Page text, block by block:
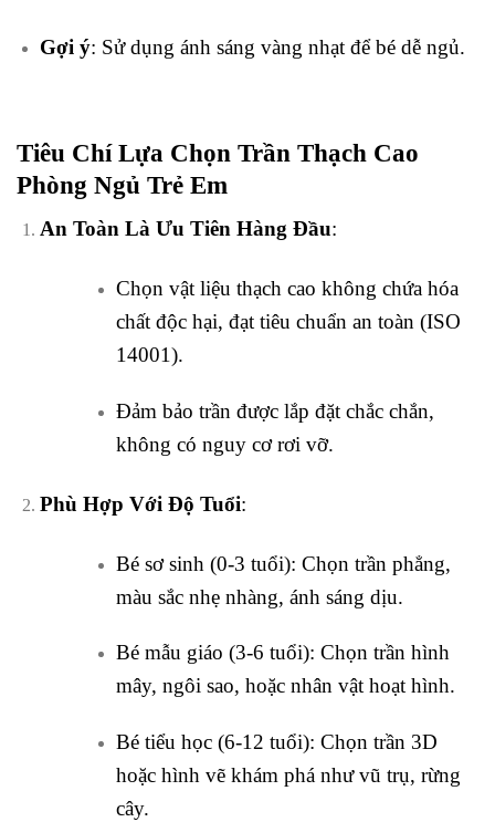
Gợi ý: Sử dụng ánh sáng vàng nhạt để bé dễ ngủ.
Tiêu Chí Lựa Chọn Trần Thạch Cao
Phòng Ngủ Trẻ Em
An Toàn Là Ưu Tiên Hàng Đầu:
Chọn vật liệu thạch cao không chứa hóa
chất độc hại, đạt tiêu chuẩn an toàn (ISO
14001).
Đảm bảo trần được lắp đặt chắc chắn,
không có nguy cơ rơi vỡ.
Phù Hợp Với Độ Tuổi:
Bé sơ sinh (0-3 tuổi): Chọn trần phẳng,
màu sắc nhẹ nhàng, ánh sáng dịu.
Bé mẫu giáo (3-6 tuổi): Chọn trần hình
mây, ngôi sao, hoặc nhân vật hoạt hình.
Bé tiểu học (6-12 tuổi): Chọn trần 3D
hoặc hình vẽ khám phá như vũ trụ, rừng
cây.